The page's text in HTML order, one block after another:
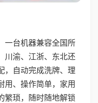
一台机器兼容全国所
川渝、江浙、东北还
，自动完成洗牌、理
用、操作简单，家用
繁琐，随时随地解锁